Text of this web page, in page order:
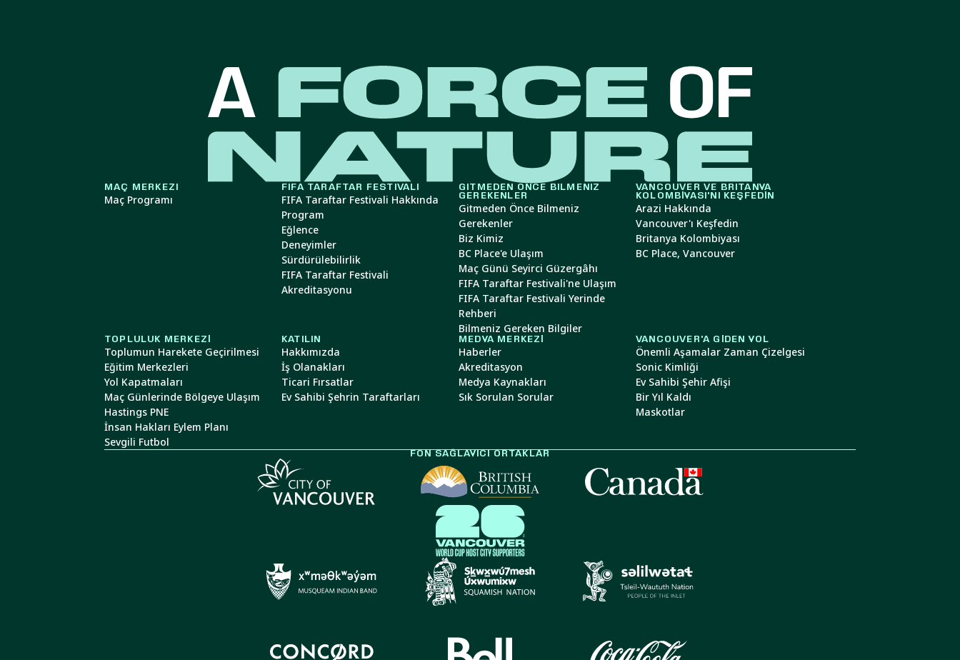
MAÇ MERKEZI
Maç Programı
FIFA TARAFTAR FESTIVALI
FIFA Taraftar Festivali Hakkında
Program
Eğlence
Deneyimler
Sürdürülebilirlik
FIFA Taraftar Festivali
Akreditasyonu
GITMEDEN ÖNCE BILMENIZ
GEREKENLER
Gitmeden Önce Bilmeniz
Gerekenler
Biz Kimiz
BC Place'e Ulaşım
Maç Günü Seyirci Güzergâhı
FIFA Taraftar Festivali'ne Ulaşım
FIFA Taraftar Festivali Yerinde
Rehberi
Bilmeniz Gereken Bilgiler
VANCOUVER VE BRITANYA
KOLOMBIYASI'NI KEŞFEDIN
Arazi Hakkında
Vancouver'ı Keşfedin
Britanya Kolombiyası
BC Place, Vancouver
TOPLULUK MERKEZI
Toplumun Harekete Geçirilmesi
Eğitim Merkezleri
Yol Kapatmaları
Maç Günlerinde Bölgeye Ulaşım
Hastings PNE
İnsan Hakları Eylem Planı
Sevgili Futbol
KATILIN
Hakkımızda
İş Olanakları
Ticari Fırsatlar
Ev Sahibi Şehrin Taraftarları
MEDYA MERKEZI
Haberler
Akreditasyon
Medya Kaynakları
Sık Sorulan Sorular
VANCOUVER'A GIDEN YOL
Önemli Aşamalar Zaman Çizelgesi
Sonic Kimliği
Ev Sahibi Şehir Afişi
Bir Yıl Kaldı
Maskotlar
FON SAĞLAYICI ORTAKLAR